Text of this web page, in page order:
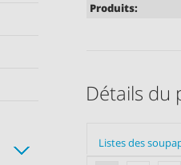
Produits:
Détails du
Listes des